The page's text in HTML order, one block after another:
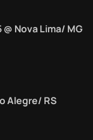
Nova Lima/ MG
Alegre/ RS